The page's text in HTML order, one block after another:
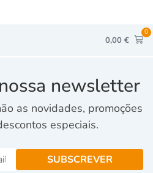
0,00 €
0
newsletter
as novidades, promoções
especiais.